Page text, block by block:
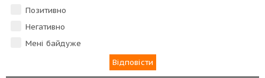
Позитивно
Негативно
Мені байдуже